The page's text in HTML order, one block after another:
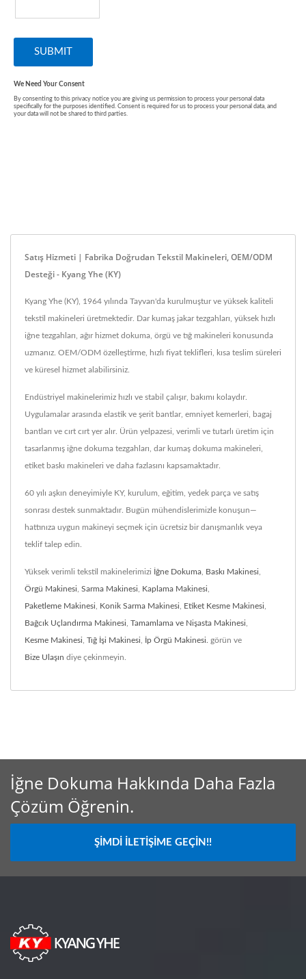
Satış Hizmeti | Fabrika Doğrudan Tekstil Makineleri, OEM/ODM
Desteği - Kyang Yhe (KY)
Kyang Yhe (KY), 1964 yılında Tayvan'da kurulmuştur ve yüksek kaliteli
tekstil makineleri üretmektedir. Dar kumaş jakar tezgahları, yüksek hızlı
iğne tezgahları, ağır hizmet dokuma, örgü ve tığ makineleri konusunda
uzmanız. OEM/ODM özelleştirme, hızlı fiyat teklifleri, kısa teslim süreleri
ve küresel hizmet alabilirsiniz.
Endüstriyel makinelerimiz hızlı ve stabil çalışır, bakımı kolaydır.
Uygulamalar arasında elastik ve şerit bantlar, emniyet kemerleri, bagaj
bantları ve cırt cırt yer alır. Ürün yelpazesi, verimli ve tutarlı üretim için
tasarlanmış iğne dokuma tezgahları, dar kumaş dokuma makineleri,
etiket baskı makineleri ve daha fazlasını kapsamaktadır.
60 yılı aşkın deneyimiyle KY, kurulum, eğitim, yedek parça ve satış
sonrası destek sunmaktadır. Bugün mühendislerimizle konuşun—
hattınıza uygun makineyi seçmek için ücretsiz bir danışmanlık veya
teklif talep edin.
Yüksek verimli tekstil makinelerimizi İğne Dokuma Baskı Makinesi
Örgü Makinesi Sarma Makinesi Kaplama Makinesi
Paketleme Makinesi Konik Sarma Makinesi Etiket Kesme Makinesi
Bağcık Uçlandırma Makinesi Tamamlama ve Nişasta Makinesi
Kesme Makinesi Tığ İşi Makinesi İp Örgü Makinesi. görün ve
Bize Ulaşın diye çekinmeyin.
İğne Dokuma Hakkında Daha Fazla
Çözüm Öğrenin.
ŞIMDI İLETIŞIME GEÇIN!!